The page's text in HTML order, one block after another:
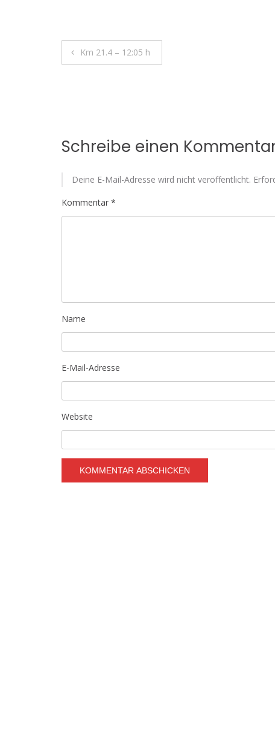
Beitragsnavigation
Km 21.4 – 12:05 h
Schreibe einen
Deine E-Mail-Adresse wird nicht veröffentlicht.
Kommentar *
Name
E-Mail-Adresse
Website